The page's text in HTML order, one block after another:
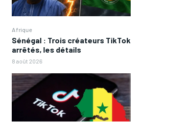
Afrique
Sénégal : Trois créateurs TikTok
arrêtés, les détails
8 août 2026